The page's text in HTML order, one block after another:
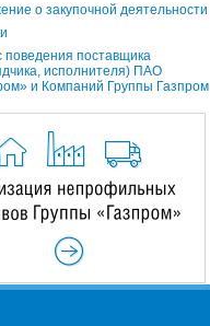
о закупочной деятельности
поведения поставщика
исполнителя) ПАО
и Компаний Группы Газпром